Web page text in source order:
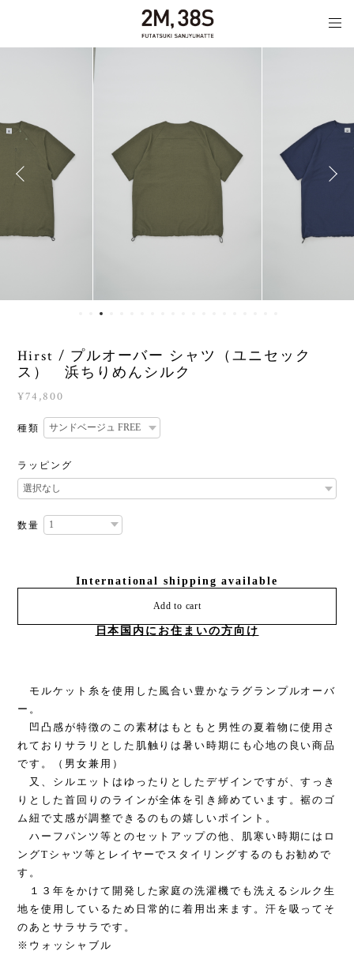
Hirst / プルオーバー シャツ（ユニセック
ス） 浜ちりめんシルク
¥74,800
種類
ラッピング
数量
International shipping available
Add to cart
日本国内にお住まいの方向け
モルケット糸を使用した風合い豊かなラグランプルオーバ
ー。
凹凸感が特徴のこの素材はもともと男性の夏着物に使用さ
れておりサラリとした肌触りは暑い時期にも心地の良い商品
です。（男女兼用）
又、シルエットはゆったりとしたデザインですが、すっき
りとした首回りのラインが全体を引き締めています。裾のゴ
ム紐で丈感が調整できるのもの嬉しいポイント。
ハーフパンツ等とのセットアップの他、肌寒い時期にはロ
ングTシャツ等とレイヤーでスタイリングするのもお勧めで
す。
１３年をかけて開発した家庭の洗濯機でも洗えるシルク生
地を使用しているため日常的に着用出来ます。汗を吸ってそ
のあとサラサラです。
※ウォッシャブル